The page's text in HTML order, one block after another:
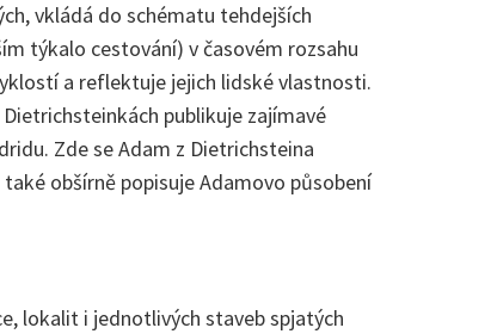
vkládá do schématu tehdejších
týkalo cestování) v časovém rozsahu
a reflektuje jejich lidské vlastnosti.
publikuje zajímavé
Zde se Adam z Dietrichsteina
obšírně popisuje Adamovo působení
lokalit i jednotlivých staveb spjatých